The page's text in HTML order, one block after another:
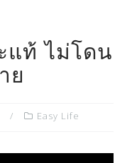
แท้ ไม่โดน
ย
Easy Life